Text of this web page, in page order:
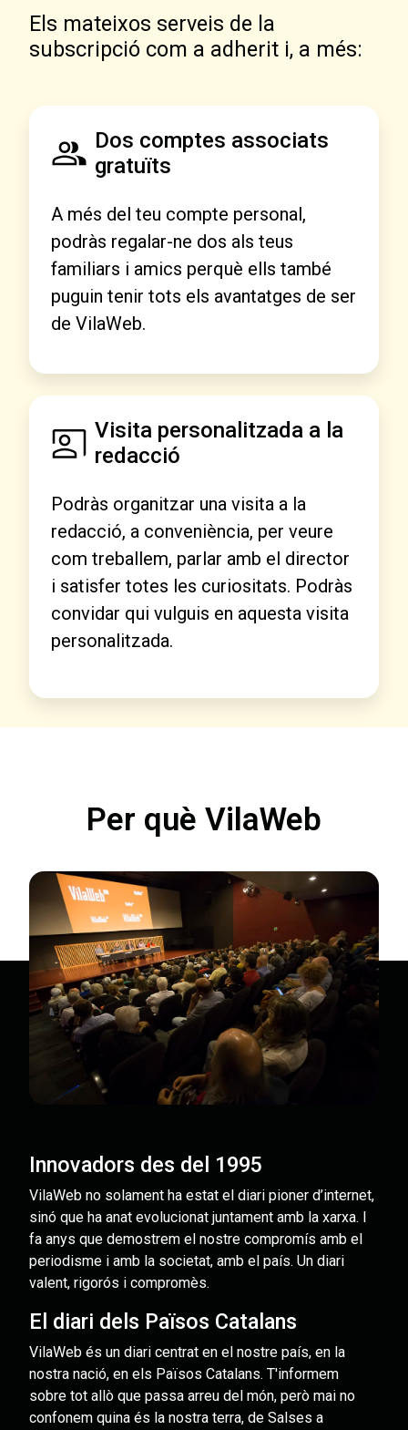
Els mateixos serveis de la
subscripció com a adherit i, a més:
Dos comptes associats
gratuïts
A més del teu compte personal,
podràs regalar-ne dos als teus
familiars i amics perquè ells també
puguin tenir tots els avantatges de ser
de VilaWeb.
Visita personalitzada a la
redacció
Podràs organitzar una visita a la
redacció, a conveniència, per veure
com treballem, parlar amb el director
i satisfer totes les curiositats. Podràs
convidar qui vulguis en aquesta visita
personalitzada.
Per què VilaWeb
Innovadors des del 1995
VilaWeb no solament ha estat el diari pioner d’internet,
sinó que ha anat evolucionat juntament amb la xarxa. I
fa anys que demostrem el nostre compromís amb el
periodisme i amb la societat, amb el país. Un diari
valent, rigorós i compromès.
El diari dels Països Catalans
VilaWeb és un diari centrat en el nostre país, en la
nostra nació, en els Països Catalans. T'informem
sobre tot allò que passa arreu del món, però mai no
confonem quina és la nostra terra, de Salses a